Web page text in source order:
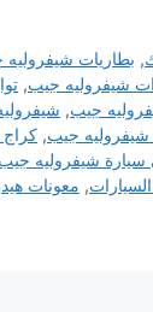
, بطاريات
شيفروليه جيب,
جيب,
شيفروليه جيب,
سيارة شيفروليه جيب
, معونات